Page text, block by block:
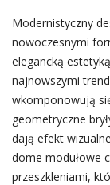
Modernistyczny
nowoczesnymi
elegancką
najnowszymi
wkomponowują
geometryczne
dają efekt
dome modułowe
przeszkleniami,